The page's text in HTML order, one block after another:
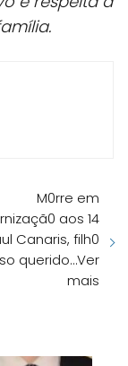
M0rre em
aos 14
Canaris, filh0
querido…Ver
mais